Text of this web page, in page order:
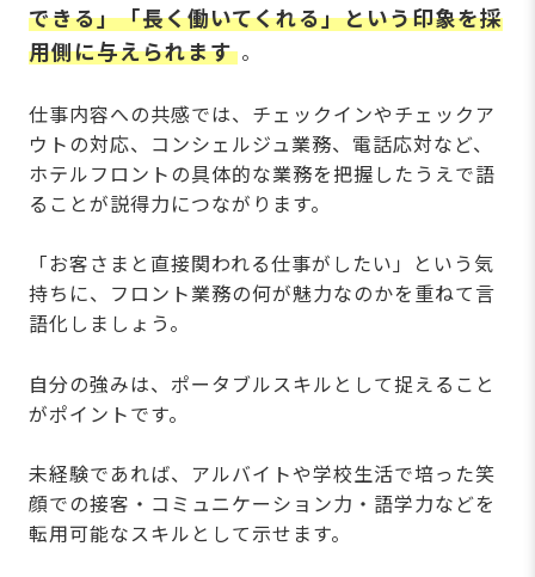
できる」「長く働いてくれる」という印象を採
用側に与えられます 。
仕事内容への共感では、チェックインやチェックア
ウトの対応、コンシェルジュ業務、電話応対など、
ホテルフロントの具体的な業務を把握したうえで語
ることが説得力につながります。
「お客さまと直接関われる仕事がしたい」という気
持ちに、フロント業務の何が魅力なのかを重ねて言
語化しましょう。
自分の強みは、ポータブルスキルとして捉えること
がポイントです。
未経験であれば、アルバイトや学校生活で培った笑
顔での接客・コミュニケーション力・語学力などを
転用可能なスキルとして示せます。